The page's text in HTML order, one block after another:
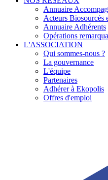
Annuaire
Acteurs Biosourcés
Annuaire Adhérents
Opérations
L'ASSOCIATION
Qui sommes-nous ?
La gouvernance
L'équipe
Partenaires
Adhérer à Ekopolis
Offres d'emploi